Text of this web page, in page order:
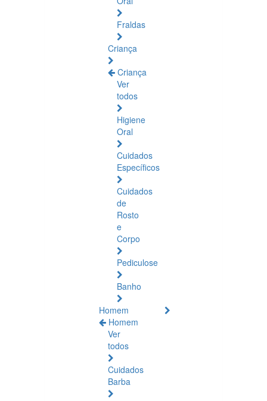
Fraldas
Criança
Criança
Ver
todos
Higiene
Oral
Cuidados
Específicos
Cuidados
de
Rosto
e
Corpo
Pediculose
Banho
Homem
Homem
Ver
todos
Cuidados
Barba